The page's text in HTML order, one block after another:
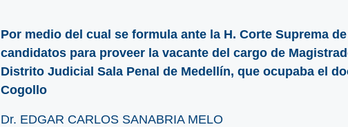
Por medio del cual se formula ante la H. Corte Suprema
candidatos para proveer la vacante del cargo de
Distrito Judicial Sala Penal de Medellín, que ocupaba el
Cogollo
Dr. EDGAR CARLOS SANABRIA MELO